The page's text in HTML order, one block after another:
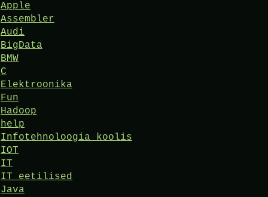
Apple
Assembler
Audi
BigData
BMW
C
Elektroonika
Fun
Hadoop
help
Infotehnoloogia koolis
IOT
IT
IT eetilised
Java